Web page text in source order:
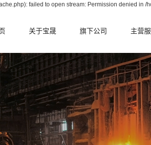
failed to open stream: Permission denied in
关于宝晟
公司简介
资质荣誉
合作伙伴
旗下公司
晟华中天
宝耐耐火
宝拓耐火
主营
电炉整
转炉整体
钢包整
中间包整
鱼雷罐整